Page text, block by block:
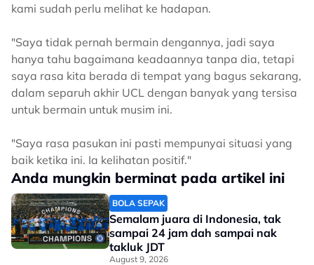
kami sudah perlu melihat ke hadapan.
"Saya tidak pernah bermain dengannya, jadi saya
hanya tahu bagaimana keadaannya tanpa dia, tetapi
saya rasa kita berada di tempat yang bagus sekarang,
dalam separuh akhir UCL dengan banyak yang tersisa
untuk bermain untuk musim ini.
"Saya rasa pasukan ini pasti mempunyai situasi yang
baik ketika ini. Ia kelihatan positif."
Anda mungkin berminat pada artikel ini
BOLA SEPAK
Semalam juara di Indonesia, tak
sampai 24 jam dah sampai nak
takluk JDT
August 9, 2026